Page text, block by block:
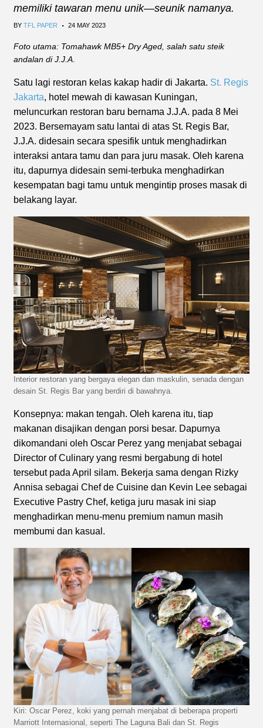
memiliki tawaran menu unik—seunik namanya.
BY TFL PAPER . 24 MAY 2023
Foto utama: Tomahawk MB5+ Dry Aged, salah satu steik
andalan di J.J.A
Satu lagi restoran kelas kakap hadir di Jakarta. St. Regis
Jakarta, hotel mewah di kawasan Kuningan,
meluncurkan restoran baru bernama J.J.A. pada 8 Mei
2023. Bersemayam satu lantai di atas St. Regis Bar,
J.J.A. didesain secara spesifik untuk menghadirkan
interaksi antara tamu dan para juru masak. Oleh karena
itu, dapurnya didesain semi-terbuka menghadirkan
kesempatan bagi tamu untuk mengintip proses masak di
belakang layar.
Interior restoran yang bergaya elegan dan maskulin, senada dengan
desain St. Regis Bar yang berdiri di bawahnya.
Konsepnya: makan tengah. Oleh karena itu, tiap
makanan disajikan dengan porsi besar. Dapurnya
dikomandani oleh Oscar Perez yang menjabat sebagai
Director of Culinary yang resmi bergabung di hotel
tersebut pada April silam. Bekerja sama dengan Rizky
Annisa sebagai Chef de Cuisine dan Kevin Lee sebagai
Executive Pastry Chef, ketiga juru masak ini siap
menghadirkan menu-menu premium namun masih
membumi dan kasual.
Kiri: Oscar Perez, koki yang pernah menjabat di beberapa properti
Marriott Internasional, seperti The Laguna Bali dan St. Regis